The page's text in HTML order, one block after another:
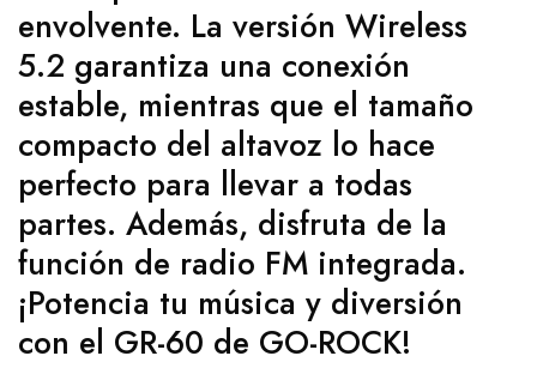
envolvente. La versión Wireless
5.2 garantiza una conexión
estable, mientras que el tamaño
compacto del altavoz lo hace
perfecto para llevar a todas
partes. Además, disfruta de la
función de radio FM integrada.
¡Potencia tu música y diversión
con el GR-60 de GO-ROCK!